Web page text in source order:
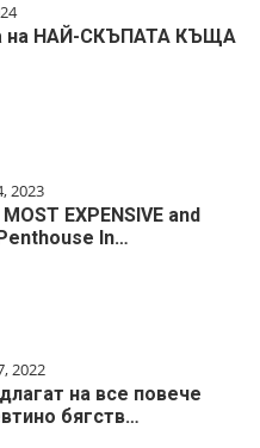
на НАЙ-СКЪПАТА КЪЩА
2023
EXPENSIVE and
In…
2022
на все повече
бягств…